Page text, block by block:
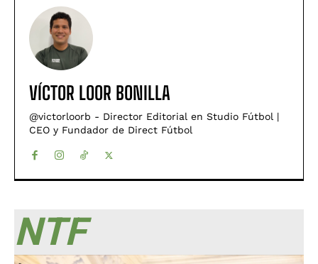
VÍCTOR LOOR BONILLA
@victorloorb - Director Editorial en Studio Fútbol |
CEO y Fundador de Direct Fútbol
NTF